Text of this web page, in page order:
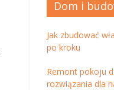
Dom i
Jak zbudować
po kroku
Remont pokoju
rozwiązania dla